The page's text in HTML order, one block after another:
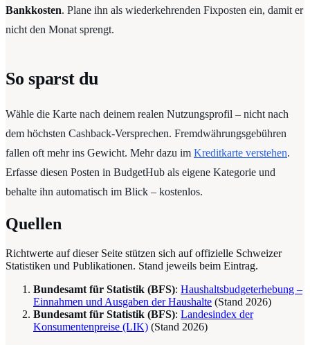
Bankkosten. Plane ihn als wiederkehrenden Fixposten ein, damit er
nicht den Monat sprengt.
So sparst du
Wähle die Karte nach deinem realen Nutzungsprofil – nicht nach
dem höchsten Cashback-Versprechen. Fremdwährungsgebühren
fallen oft mehr ins Gewicht. Mehr dazu im Kreditkarte verstehen.
Erfasse diesen Posten in BudgetHub als eigene Kategorie und
behalte ihn automatisch im Blick – kostenlos.
Quellen
Richtwerte auf dieser Seite stützen sich auf offizielle Schweizer
Statistiken und Publikationen. Stand jeweils beim Eintrag.
Bundesamt für Statistik (BFS): Haushaltsbudgeterhebung –
Einnahmen und Ausgaben der Haushalte (Stand 2026)
Bundesamt für Statistik (BFS): Landesindex der
Konsumentenpreise (LIK) (Stand 2026)